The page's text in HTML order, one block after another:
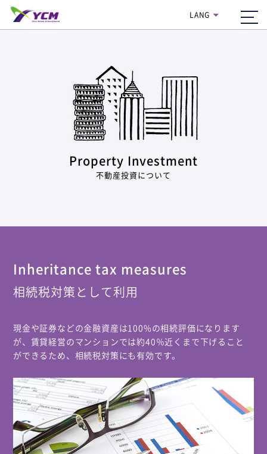
LANG
H
Property Investment
不動産投資について
Inheritance tax measures
相続税対策として利用
現金や証券などの金融資産は100%の相続評価になります
が、賃貸経営のマンションでは約40％近くまで下げること
ができるため、相続税対策にも有効です。